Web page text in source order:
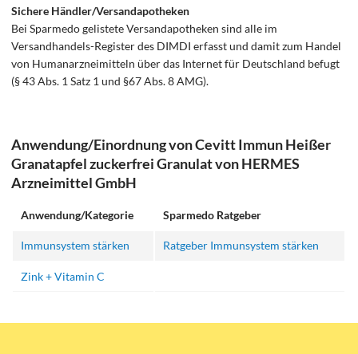
Sichere Händler/Versandapotheken
Bei Sparmedo gelistete Versandapotheken sind alle im
Versandhandels-Register des DIMDI erfasst und damit zum Handel
von Humanarzneimitteln über das Internet für Deutschland befugt
(§ 43 Abs. 1 Satz 1 und §67 Abs. 8 AMG).
Anwendung/Einordnung von Cevitt Immun Heißer
Granatapfel zuckerfrei Granulat von HERMES
Arzneimittel GmbH
Anwendung/Kategorie Sparmedo Ratgeber
Immunsystem stärken Ratgeber Immunsystem stärken
Zink + Vitamin C